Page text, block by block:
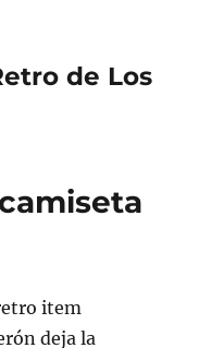
de Los
deja la